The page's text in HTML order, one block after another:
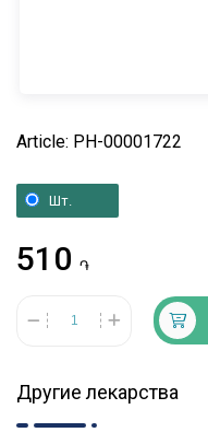
Article: PH-00001722
Шт.
510 ֏
Другие лекарства